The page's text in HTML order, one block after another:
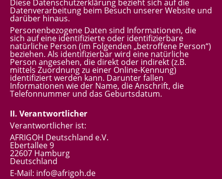
Diese Datenschutzerklärung bezieht sich auf die
Datenverarbeitung beim Besuch unserer Website und
darüber hinaus.
Personenbezogene Daten sind Informationen, die
sich auf eine identifizierte oder identifizierbare
natürliche Person (im Folgenden „betroffene Person“)
beziehen. Als identifizierbar wird eine natürliche
Person angesehen, die direkt oder indirekt (z.B.
mittels Zuordnung zu einer Online-Kennung)
identifiziert werden kann. Darunter fallen
Informationen wie der Name, die Anschrift, die
Telefonnummer und das Geburtsdatum.
II. Verantwortlicher
Verantwortlicher ist:
AFRIGOH Deutschland e.V.
Ebertallee 9
22607 Hamburg
Deutschland
E-Mail: info@afrigoh.de